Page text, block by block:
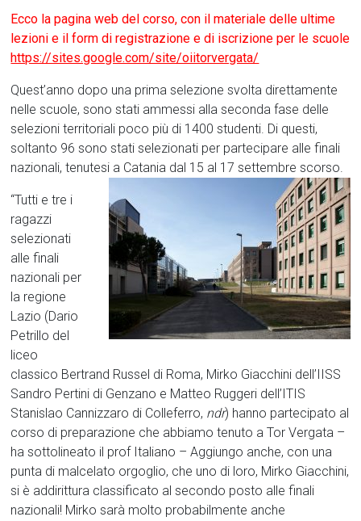
Ecco la pagina web del corso, con il materiale delle ultime
lezioni e il form di registrazione e di iscrizione per le scuole
https://sites.google.com/site/oiitorvergata/
Quest’anno dopo una prima selezione svolta direttamente
nelle scuole, sono stati ammessi alla seconda fase delle
selezioni territoriali poco più di 1400 studenti. Di questi,
soltanto 96 sono stati selezionati per partecipare alle finali
nazionali, tenutesi a Catania dal 15 al 17 settembre scorso.
“Tutti e tre i
ragazzi
selezionati
alle finali
nazionali per
la regione
Lazio (Dario
Petrillo del
liceo
classico Bertrand Russel di Roma, Mirko Giacchini dell’IISS
Sandro Pertini di Genzano e Matteo Ruggeri dell’ITIS
Stanislao Cannizzaro di Colleferro, ndr) hanno partecipato al
corso di preparazione che abbiamo tenuto a Tor Vergata –
ha sottolineato il prof Italiano – Aggiungo anche, con una
punta di malcelato orgoglio, che uno di loro, Mirko Giacchini,
si è addirittura classificato al secondo posto alle finali
nazionali! Mirko sarà molto probabilmente anche